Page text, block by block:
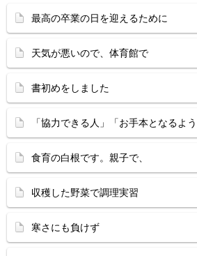
最高の卒業の日を迎えるために
天気が悪いので、体育館で
書初めをしました
「協力できる人」「お手本となるよう
食育の白根です。親子で、
収穫した野菜で調理実習
寒さにも負けず